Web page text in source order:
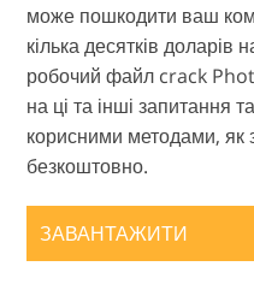
може пошкодити ваш
кілька десятків доларів
робочий файл crack
на ці та інші запитання
корисними методами, як
безкоштовно.
ЗАВАНТАЖИТИ